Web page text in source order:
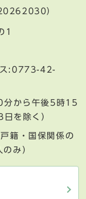
）
1
:0773-42-
分から午後5時15
を除く）
籍・国保関係の
み）